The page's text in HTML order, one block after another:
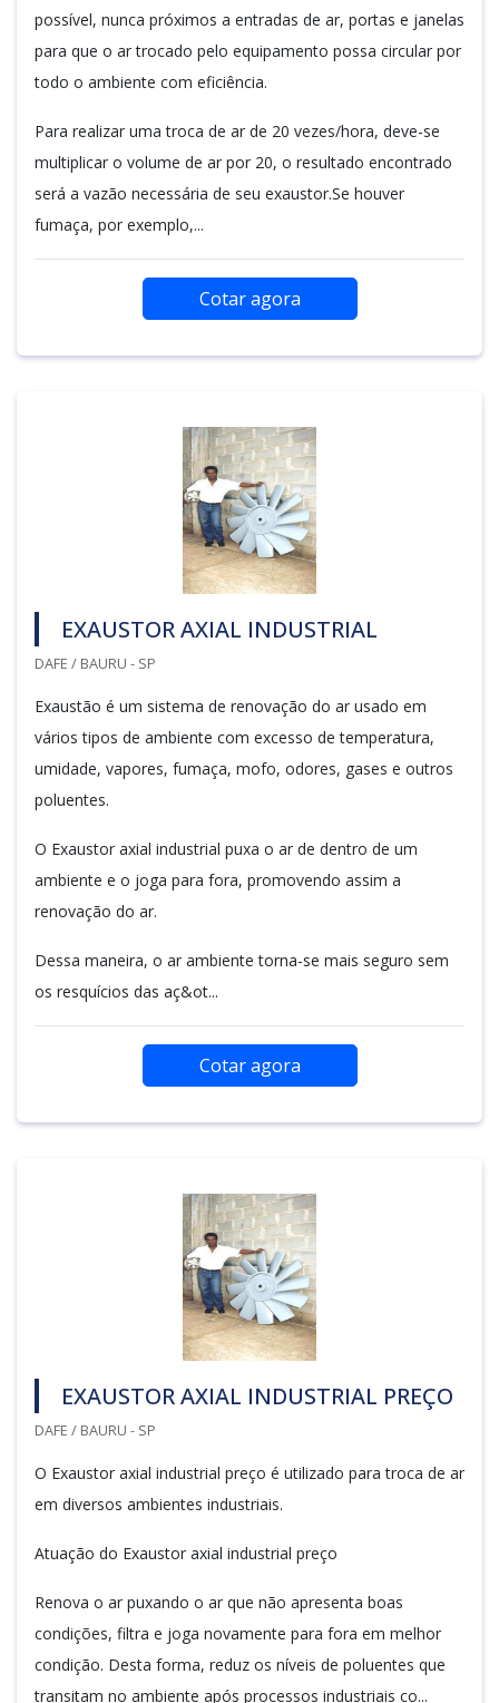
possível, nunca próximos a entradas de ar, portas e janelas
para que o ar trocado pelo equipamento possa circular por
todo o ambiente com eficiência.
Para realizar uma troca de ar de 20 vezes/hora, deve-se
multiplicar o volume de ar por 20, o resultado encontrado
será a vazão necessária de seu exaustor.Se houver
fumaça, por exemplo,...
Cotar agora
EXAUSTOR AXIAL INDUSTRIAL
DAFE / BAURU - SP
Exaustão é um sistema de renovação do ar usado em
vários tipos de ambiente com excesso de temperatura,
umidade, vapores, fumaça, mofo, odores, gases e outros
poluentes.
O Exaustor axial industrial puxa o ar de dentro de um
ambiente e o joga para fora, promovendo assim a
renovação do ar.
Dessa maneira, o ar ambiente torna-se mais seguro sem
os resquícios das aç&ot...
Cotar agora
EXAUSTOR AXIAL INDUSTRIAL PREÇO
DAFE / BAURU - SP
O Exaustor axial industrial preço é utilizado para troca de ar
em diversos ambientes industriais.
Atuação do Exaustor axial industrial preço
Renova o ar puxando o ar que não apresenta boas
condições, filtra e joga novamente para fora em melhor
condição. Desta forma, reduz os níveis de poluentes que
transitam no ambiente após processos industriais co...